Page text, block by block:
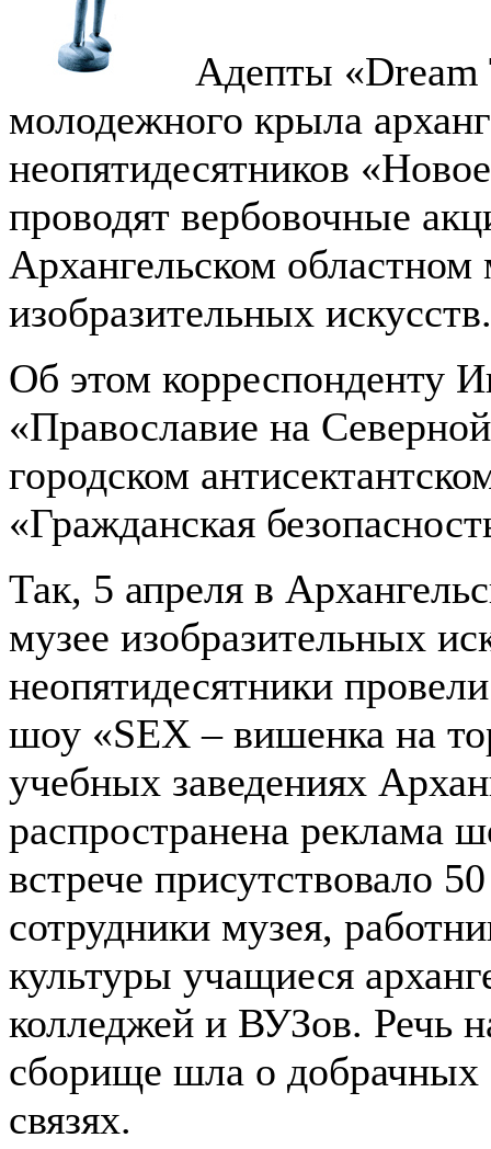
Адепты
молодежного крыла
неопятидесятников
проводят вербовочные
Архангельском областном
изобразительных искусств.
Об этом корреспонденту
«Православие на
городском
«Гражданская
Так, 5 апреля в
музее изобразительных
неопятидесятники
шоу «SEX – вишенка на
учебных заведениях
распространена реклама
встрече присутствовало
сотрудники музея,
культуры учащиеся
колледжей и ВУЗов. Речь
сборище шла о добрачных
связях.